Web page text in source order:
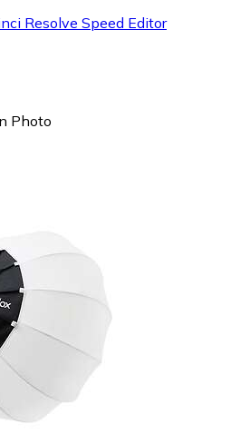
Resolve Speed Editor
Photo